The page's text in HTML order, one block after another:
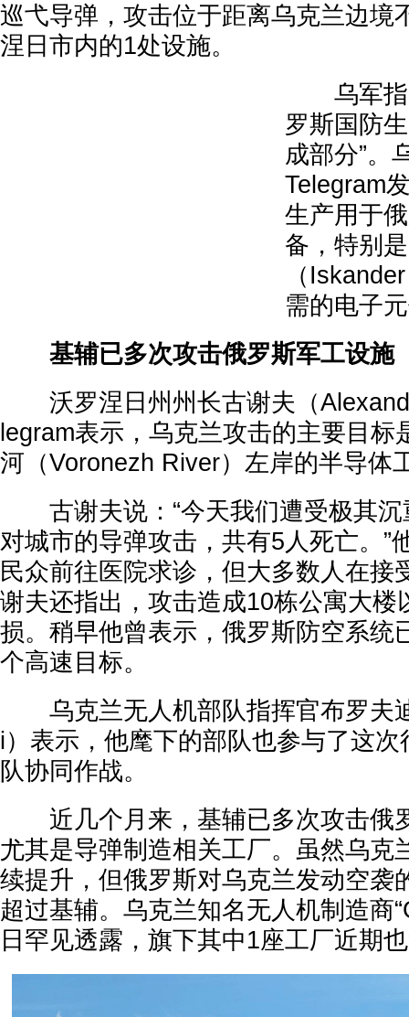
巡弋导弹，攻击位于距离乌克兰边境
涅日市内的1处设施。
乌军指
罗斯国防
成部分”。
Telegram
生产用于
备，特别
（
需的电子
基辅已多次攻击俄罗斯军工设施
沃罗涅日州州长古谢夫（
legram表示，乌克兰攻击的主要目标
河（Voronezh River）左岸的半导体
古谢夫说：“今天我们遭受极其沉
对城市的导弹攻击，共有5人死亡。”
民众前往医院求诊，但大多数人在接
谢夫还指出，攻击造成10栋公寓大楼
损。稍早他曾表示，俄罗斯防空系统
个高速目标。
乌克兰无人机部队指挥官布罗夫
i）表示，他麾下的部队也参与了这
队协同作战。
近几个月来，基辅已多次攻击俄
尤其是导弹制造相关工厂。虽然乌克
续提升，但俄罗斯对乌克兰发动空袭
超过基辅。乌克兰知名无人机制造商
日罕见透露，旗下其中1座工厂近期